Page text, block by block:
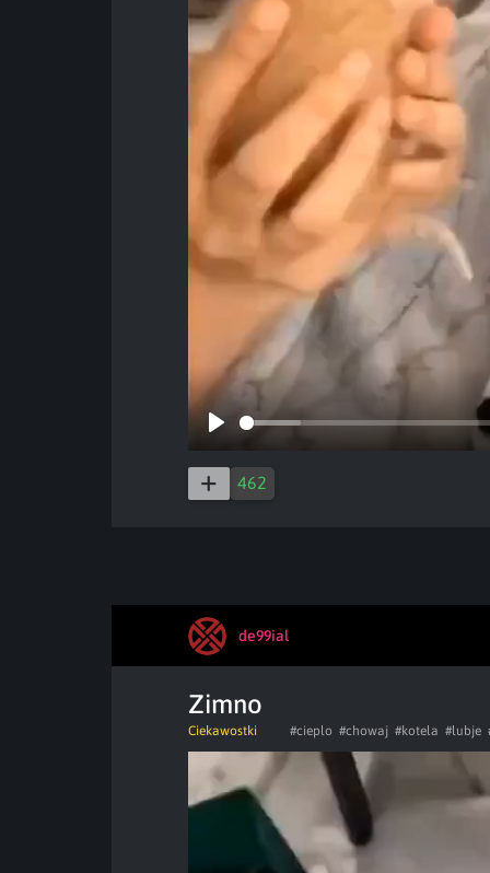
462
de99ial
Zimno
Ciekawostki #cieplo #chowaj #kotela #lubje